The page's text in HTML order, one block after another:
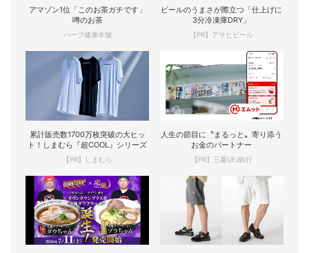
アマゾン1位「このお茶ガチです」
噂のお茶
ハーブ健康本舗
ビールのうまさが際立つ「仕上げに
3分冷凍庫DRY」
【PR】アサヒビール
累計販売数1700万枚突破の大ヒッ
ト！しまむら『超COOL』シリーズ
【PR】しまむら
人生の節目に〝まるっと〟寄り添う
お金のパートナー
【PR】三菱UFJ銀行